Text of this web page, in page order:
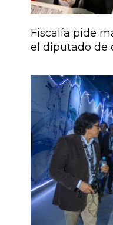
Fiscalía pide
el diputado de